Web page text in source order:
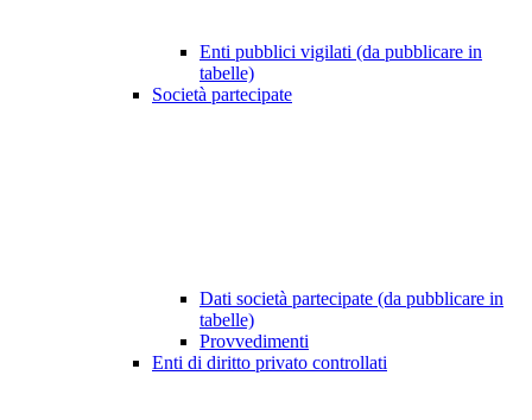
Enti pubblici vigilati (da pubblicare in
tabelle)
Società partecipate
Dati società partecipate (da pubblicare in
tabelle)
Provvedimenti
Enti di diritto privato controllati